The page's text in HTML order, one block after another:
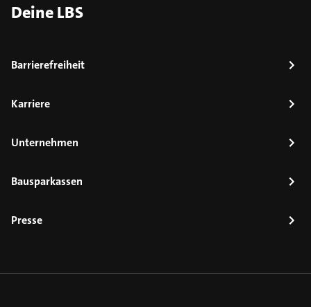
Deine LBS
Barrierefreiheit
Karriere
Unternehmen
Bausparkassen
Presse